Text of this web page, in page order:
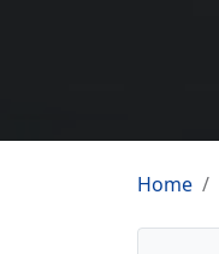
Home